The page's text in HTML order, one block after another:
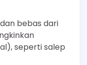
bebas dari
seperti salep